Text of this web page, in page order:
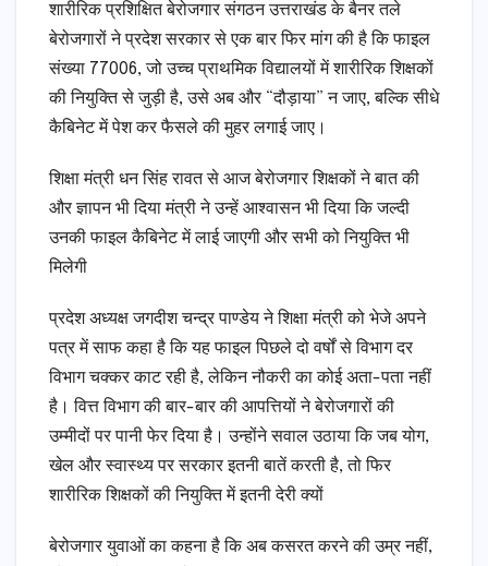
शारीरिक प्रशिक्षित बेरोजगार संगठन उत्तराखंड के बैनर तले
बेरोजगारों ने प्रदेश सरकार से एक बार फिर मांग की है कि फाइल
संख्या 77006, जो उच्च प्राथमिक विद्यालयों में शारीरिक शिक्षकों
की नियुक्ति से जुड़ी है, उसे अब और “दौड़ाया” न जाए, बल्कि सीधे
कैबिनेट में पेश कर फैसले की मुहर लगाई जाए।
शिक्षा मंत्री धन सिंह रावत से आज बेरोजगार शिक्षकों ने बात की
और ज्ञापन भी दिया मंत्री ने उन्हें आश्वासन भी दिया कि जल्दी
उनकी फाइल कैबिनेट में लाई जाएगी और सभी को नियुक्ति भी
मिलेगी
प्रदेश अध्यक्ष जगदीश चन्द्र पाण्डेय ने शिक्षा मंत्री को भेजे अपने
पत्र में साफ कहा है कि यह फाइल पिछले दो वर्षों से विभाग दर
विभाग चक्कर काट रही है, लेकिन नौकरी का कोई अता-पता नहीं
है। वित्त विभाग की बार-बार की आपत्तियों ने बेरोजगारों की
उम्मीदों पर पानी फेर दिया है। उन्होंने सवाल उठाया कि जब योग,
खेल और स्वास्थ्य पर सरकार इतनी बातें करती है, तो फिर
शारीरिक शिक्षकों की नियुक्ति में इतनी देरी क्यों
बेरोजगार युवाओं का कहना है कि अब कसरत करने की उम्र नहीं,